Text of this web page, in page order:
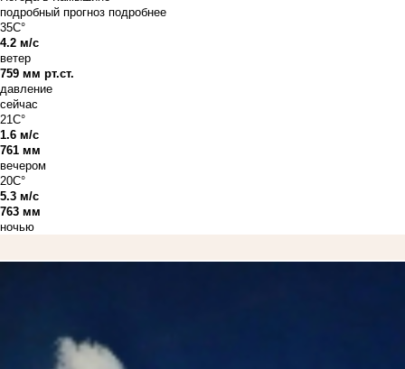
подробный прогноз подробнее
35C°
4.2 м/с
ветер
759 мм рт.ст.
давление
сейчас
21C°
1.6 м/с
761 мм
вечером
20C°
5.3 м/с
763 мм
ночью